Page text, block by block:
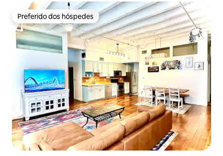
Preferido dos hóspedes
Preferido dos hóspedes